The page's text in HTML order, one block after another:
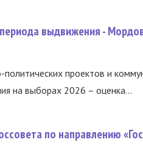
выдвижения -
проектов и
на выборах 2026 – оценка...
по направлению